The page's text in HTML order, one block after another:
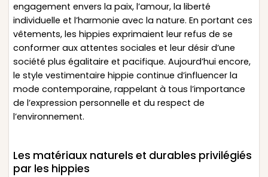
engagement envers la paix, l’amour, la liberté
individuelle et l’harmonie avec la nature. En portant ces
vêtements, les hippies exprimaient leur refus de se
conformer aux attentes sociales et leur désir d’une
société plus égalitaire et pacifique. Aujourd’hui encore,
le style vestimentaire hippie continue d’influencer la
mode contemporaine, rappelant à tous l’importance
de l’expression personnelle et du respect de
l’environnement.
Les matériaux naturels et durables privilégiés
par les hippies